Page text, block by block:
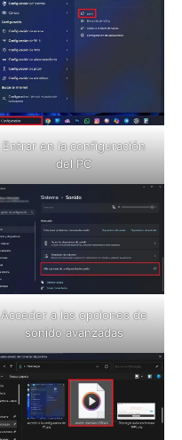
Entrar en la configuración
del PC
Acceder a las opciones de
sonido avanzadas